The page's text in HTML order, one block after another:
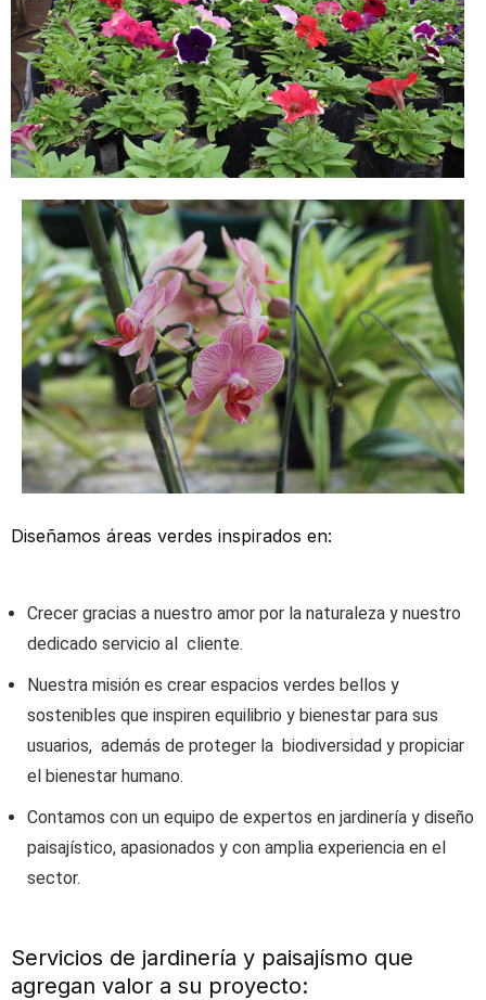
Diseñamos áreas verdes inspirados en:
Crecer gracias a nuestro amor por la naturaleza y nuestro
dedicado servicio al cliente.
Nuestra misión es crear espacios verdes bellos y
sostenibles que inspiren equilibrio y bienestar para sus
usuarios, además de proteger la biodiversidad y propiciar
el bienestar humano.
Contamos con un equipo de expertos en jardinería y diseño
paisajístico, apasionados y con amplia experiencia en el
sector.
Servicios de jardinería y paisajísmo que
agregan valor a su proyecto: